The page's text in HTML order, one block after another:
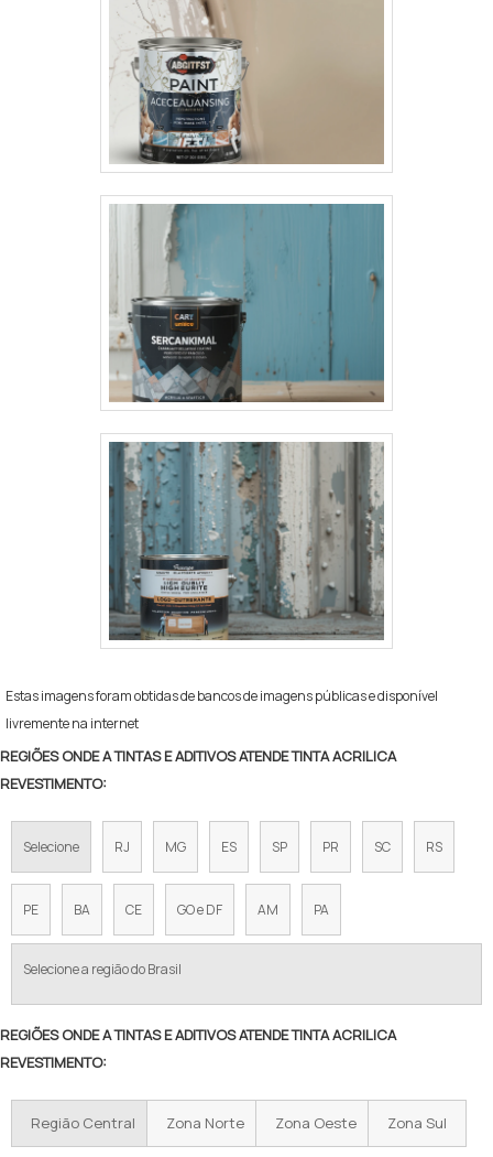
Estas imagens foram obtidas de bancos de imagens públicas e disponível
livremente na internet
REGIÕES ONDE A TINTAS E ADITIVOS ATENDE TINTA ACRILICA
REVESTIMENTO:
Selecione RJ MG ES SP PR SC RS
PE BA CE GO e DF AM PA
Selecione a região do Brasil
REGIÕES ONDE A TINTAS E ADITIVOS ATENDE TINTA ACRILICA
REVESTIMENTO:
Região Central Zona Norte Zona Oeste Zona Sul